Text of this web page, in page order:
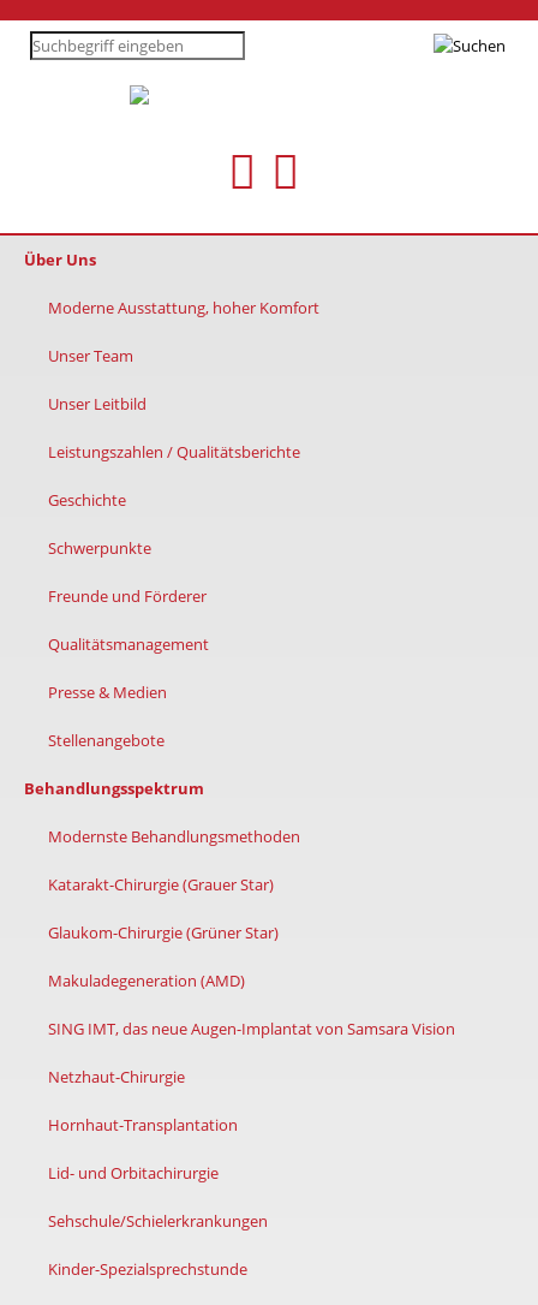
Über Uns
Moderne Ausstattung, hoher Komfort
Unser Team
Unser Leitbild
Leistungszahlen / Qualitätsberichte
Geschichte
Schwerpunkte
Freunde und Förderer
Qualitätsmanagement
Presse & Medien
Stellenangebote
Behandlungsspektrum
Modernste Behandlungsmethoden
Katarakt-Chirurgie (Grauer Star)
Glaukom-Chirurgie (Grüner Star)
Makuladegeneration (AMD)
SING IMT, das neue Augen-Implantat von Samsara Vision
Netzhaut-Chirurgie
Hornhaut-Transplantation
Lid- und Orbitachirurgie
Sehschule/Schielerkrankungen
Kinder-Spezialsprechstunde